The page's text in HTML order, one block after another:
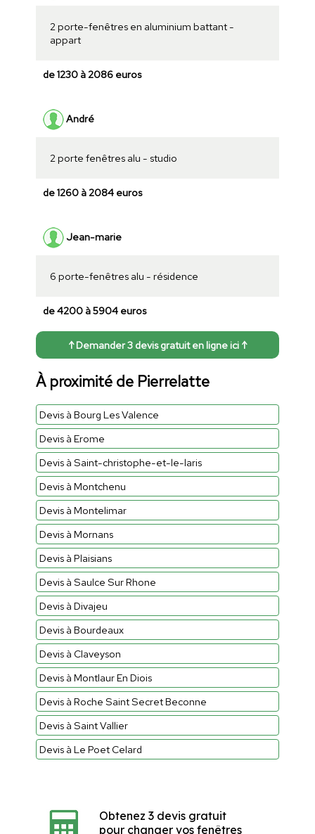
2 porte-fenêtres en aluminium battant -
appart
de 1230 à 2086 euros
André
2 porte fenêtres alu - studio
de 1260 à 2084 euros
Jean-marie
6 porte-fenêtres alu - résidence
de 4200 à 5904 euros
↑ Demander 3 devis gratuit en ligne ici ↑
À proximité de Pierrelatte
Devis à Bourg Les Valence
Devis à Erome
Devis à Saint-christophe-et-le-laris
Devis à Montchenu
Devis à Montelimar
Devis à Mornans
Devis à Plaisians
Devis à Saulce Sur Rhone
Devis à Divajeu
Devis à Bourdeaux
Devis à Claveyson
Devis à Montlaur En Diois
Devis à Roche Saint Secret Beconne
Devis à Saint Vallier
Devis à Le Poet Celard
Obtenez 3 devis gratuit
pour changer vos fenêtres